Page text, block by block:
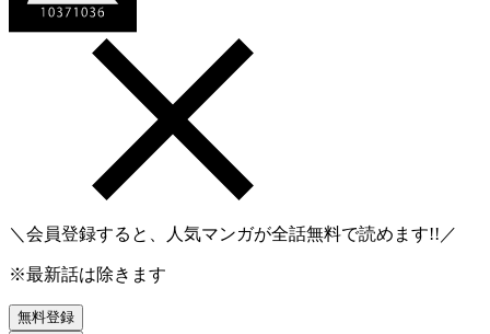
＼会員登録すると、人気マンガが全話無料で読めます!!／
※最新話は除きます
無料登録